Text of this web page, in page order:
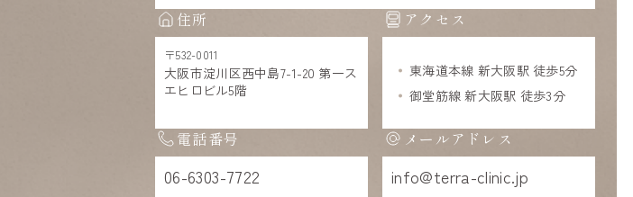
住所
〒532-0011
大阪市淀川区西中島7-1-20 第一ス
エヒロビル5階
アクセス
東海道本線 新大阪駅 徒歩5分
御堂筋線 新大阪駅 徒歩3分
電話番号
06-6303-7722
メールアドレス
info@terra-clinic.jp